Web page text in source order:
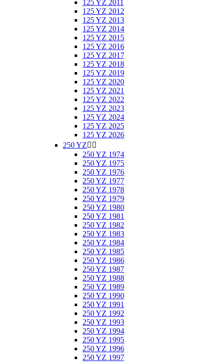
125 YZ 2011
125 YZ 2012
125 YZ 2013
125 YZ 2014
125 YZ 2015
125 YZ 2016
125 YZ 2017
125 YZ 2018
125 YZ 2019
125 YZ 2020
125 YZ 2021
125 YZ 2022
125 YZ 2023
125 YZ 2024
125 YZ 2025
125 YZ 2026
250 YZ 
250 YZ 1974
250 YZ 1975
250 YZ 1976
250 YZ 1977
250 YZ 1978
250 YZ 1979
250 YZ 1980
250 YZ 1981
250 YZ 1982
250 YZ 1983
250 YZ 1984
250 YZ 1985
250 YZ 1986
250 YZ 1987
250 YZ 1988
250 YZ 1989
250 YZ 1990
250 YZ 1991
250 YZ 1992
250 YZ 1993
250 YZ 1994
250 YZ 1995
250 YZ 1996
250 YZ 1997